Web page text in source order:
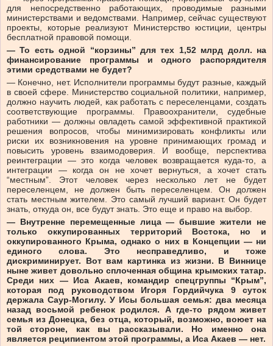
для непосредственно работающих, проводимые разными
министерствами и ведомствами. Например, сейчас существуют
проекты, которые реализуют Министерство юстиции, центры
бесплатной правовой помощи.
— То есть одной “корзины” для тех 1,52 млрд долл. на
финансирование программы и одного распорядителя
этими средствами не будет?
— Конечно, нет. Исполнители программы будут разные, каждый
в своей сфере. Министерство социальной политики, например,
должно научить людей, как работать с переселенцами, создать
соответствующие программы. Правоохранители, судебные
работники — должны овладеть самой эффективной практикой
решения вопросов, чтобы минимизировать конфликты или
риски их возникновения на уровне принимающих громад и
повысить уровень взаимодоверия. И вообще, перспектива
реинтеграции — это когда человек возвращается куда-то, а
интеграции — когда он не хочет вернуться, а хочет стать
“местным”. Этот человек через несколько лет не будет
переселенцем, не должен быть переселенцем. Он должен
стать местным жителем. Это самый лучший вариант. Он будет
знать, откуда он, все будут знать. Это еще и право на выбор.
— Внутренне перемещенные лица — бывшие жители не
только оккупированных территорий Востока, но и
оккупированного Крыма, однако о них в Концепции — ни
единого слова. Это несправедливо, и тоже
дискриминирует. Вот вам картинка из жизни. В Виннице
ныне живет довольно сплоченная община крымских татар.
Среди них — Иса Акаев, командир спецгруппы “Крым”,
которая под руководством Игоря Гордийчука 9 суток
держала Саур-Могилу. У Исы большая семья: два месяца
назад восьмой ребенок родился. А где-то рядом живет
семья из Донецка, без отца, который, возможно, воюет на
той стороне, как вы рассказывали. Но именно она
является реципиентом этой программы, а Иса Акаев — нет.